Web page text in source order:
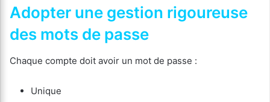
Adopter une gestion rigoureuse
des mots de passe
Chaque compte doit avoir un mot de passe :
Unique